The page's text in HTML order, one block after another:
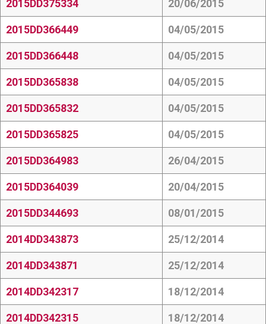
2015DD375334 20/06/2015
2015DD366449 04/05/2015
2015DD366448 04/05/2015
2015DD365838 04/05/2015
2015DD365832 04/05/2015
2015DD365825 04/05/2015
2015DD364983 26/04/2015
2015DD364039 20/04/2015
2015DD344693 08/01/2015
2014DD343873 25/12/2014
2014DD343871 25/12/2014
2014DD342317 18/12/2014
2014DD342315 18/12/2014